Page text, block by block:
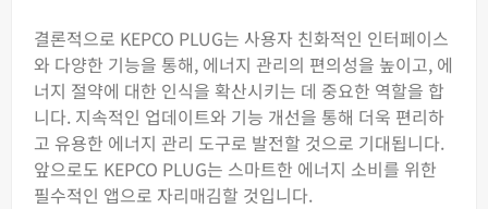
결론적으로 KEPCO PLUG는 사용자 친화적인 인터페이스
와 다양한 기능을 통해, 에너지 관리의 편의성을 높이고, 에
너지 절약에 대한 인식을 확산시키는 데 중요한 역할을 합
니다. 지속적인 업데이트와 기능 개선을 통해 더욱 편리하
고 유용한 에너지 관리 도구로 발전할 것으로 기대됩니다.
앞으로도 KEPCO PLUG는 스마트한 에너지 소비를 위한
필수적인 앱으로 자리매김할 것입니다.